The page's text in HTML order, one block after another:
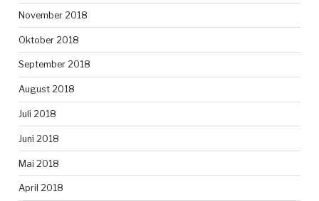
November 2018
Oktober 2018
September 2018
August 2018
Juli 2018
Juni 2018
Mai 2018
April 2018